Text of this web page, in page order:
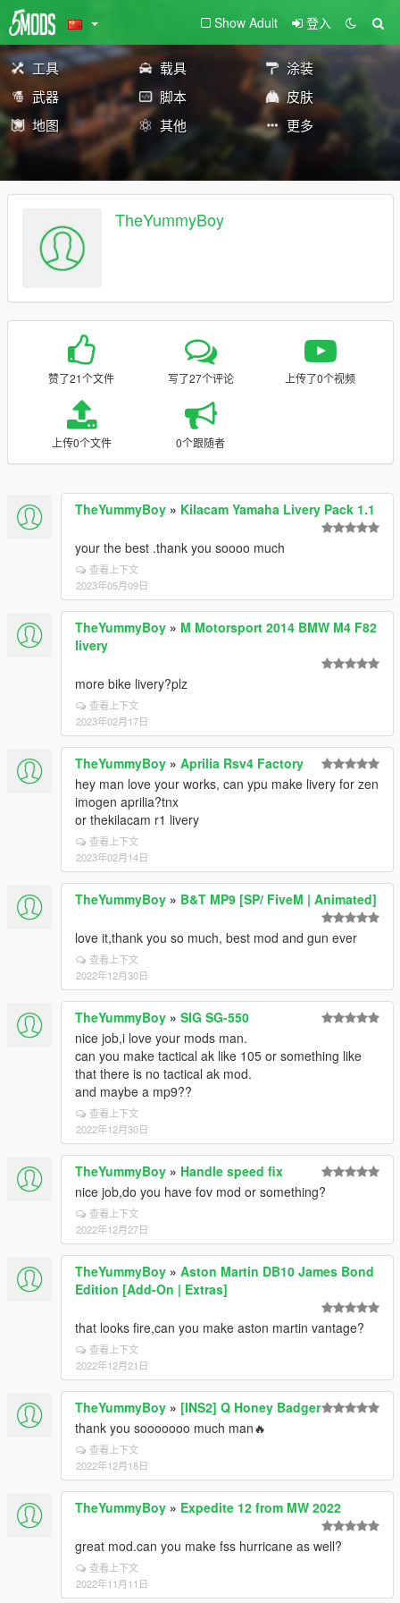
Show Adult 登入
工具 载具
涂装
武器
脚本
皮肤
地图
其他 更多
TheYummyBoy
赞了21个文件 写了27个评论 上传了0个视频
上传0个文件 0个跟随者
TheYummyBoy » Kilacam Yamaha Livery Pack 1.1
your the best .thank you soooo much
查看上下文
2023年05月09日
TheYummyBoy » M Motorsport 2014 BMW M4 F82
livery
more bike livery?plz
查看上下文
2023年02月17日
TheYummyBoy » Aprilia Rsv4 Factory
hey man love your works, can ypu make livery for zen
imogen aprilia?tnx
or thekilacam r1 livery
查看上下文
2023年02月14日
TheYummyBoy » B&T MP9 [SP/ FiveM | Animated]
love it,thank you so much, best mod and gun ever
查看上下文
2022年12月30日
TheYummyBoy » SIG SG-550
nice job,i love your mods man.
can you make tactical ak like 105 or something like
that there is no tactical ak mod.
and maybe a mp9??
查看上下文
2022年12月30日
TheYummyBoy » Handle speed fix
nice job,do you have fov mod or something?
查看上下文
2022年12月27日
TheYummyBoy » Aston Martin DB10 James Bond
Edition [Add-On | Extras]
that looks fire,can you make aston martin vantage?
查看上下文
2022年12月21日
TheYummyBoy » [INS2] Q Honey Badger
thank you sooooooo much man🔥
查看上下文
2022年12月18日
TheYummyBoy » Expedite 12 from MW 2022
great mod.can you make fss hurricane as well?
查看上下文
2022年11月11日